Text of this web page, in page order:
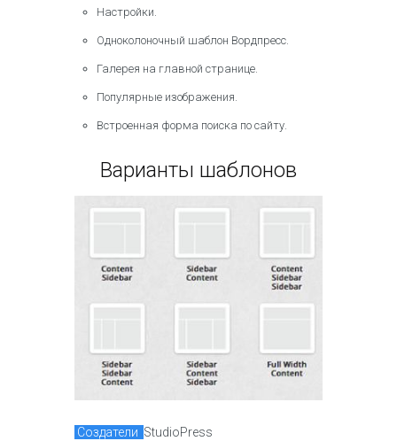
Настройки.
Одноколоночный шаблон Вордпресс.
Галерея на главной странице.
Популярные изображения.
Встроенная форма поиска по сайту.
Варианты шаблонов
Создатели StudioPress